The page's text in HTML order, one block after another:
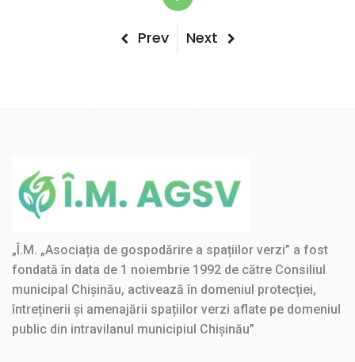
Previous
Prev
Next
Next
„Î.M. „Asociația de gospodărire a spațiilor verzi” a fost
fondată în data de 1 noiembrie 1992 de către Consiliul
municipal Chișinău, activează în domeniul protecției,
întreținerii și amenajării spațiilor verzi aflate pe domeniul
public din intravilanul municipiul Chișinău”